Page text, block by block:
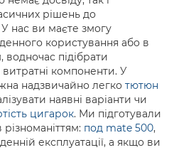
рішень до
нас ви маєте змогу
користування або в
водночас підібрати
витратні компоненти. У
надзвичайно легко тютюн
наявні варіанти чи
цигарок. Ми підготували
под mate 500,
експлуатації, а якщо ви